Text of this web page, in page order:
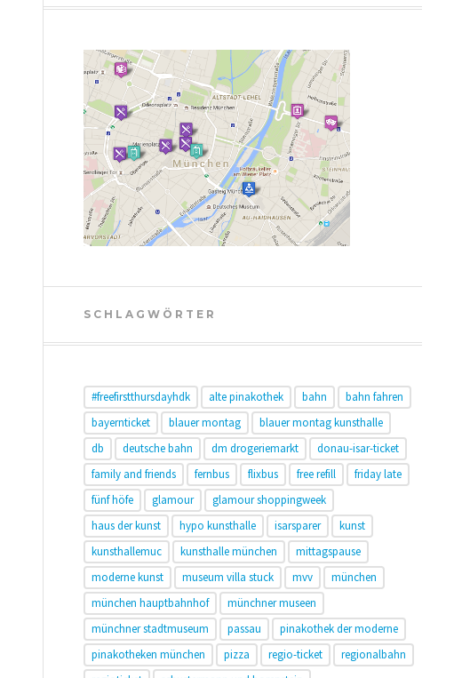
SCHLAGWÖRTER
#freefirstthursdayhdk alte pinakothek bahn
bahn fahren
bayernticket
blauer montag
blauer montag kunsthalle
db
deutsche bahn dm drogeriemarkt
donau-isar-ticket
family and friends
fernbus flixbus free refill
friday late
fünf höfe
glamour
glamour shoppingweek
haus der kunst
hypo kunsthalle isarsparer
kunst
kunsthallemuc
kunsthalle münchen
mittagspause
moderne kunst
museum villa stuck mvv
münchen
münchen hauptbahnhof
münchner museen
münchner stadtmuseum
passau
pinakothek der moderne
pinakotheken münchen
pizza regio-ticket
regionalbahn